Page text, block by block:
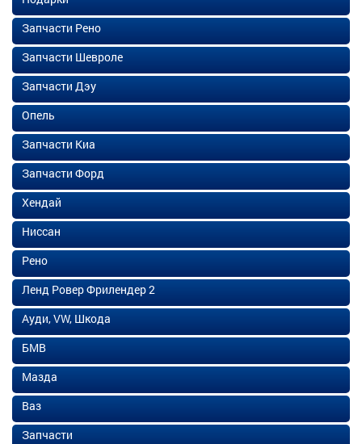
Запчасти Рено
Запчасти Шевроле
Запчасти Дэу
Опель
Запчасти Киа
Запчасти Форд
Хендай
Ниссан
Рено
Ленд Ровер Фрилендер 2
Ауди, VW, Шкода
БМВ
Мазда
Ваз
Запчасти